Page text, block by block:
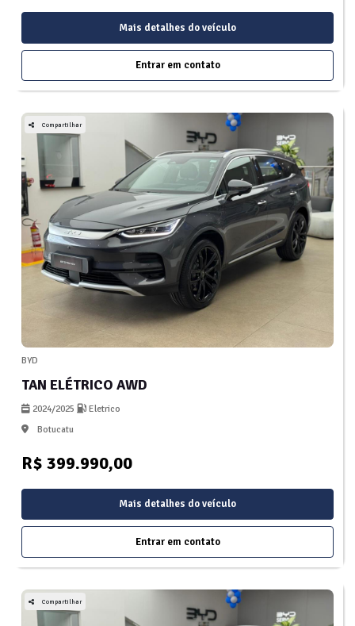
Mais detalhes do veículo
Entrar em contato
Compartilhar
BYD
TAN ELÉTRICO AWD
2024/2025
Eletrico
Botucatu
R$ 399.990,00
Mais detalhes do veículo
Entrar em contato
Compartilhar